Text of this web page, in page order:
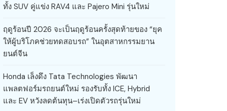
ทั้ง SUV คู่แข่ง RAV4 และ Pajero Mini รุ่นใหม่
ฤดูร้อนปี 2026 จะเป็นฤดูร้อนครั้งสุดท้ายของ “ยุค
ให้ผู้บริโภคช่วยทดสอบรถ” ในอุตสาหกรรมยาน
ยนต์จีน
Honda เล็งดึง Tata Technologies พัฒนา
แพลตฟอร์มรถยนต์ใหม่ รองรับทั้ง ICE, Hybrid
และ EV หวังลดต้นทุน–เร่งเปิดตัวรถรุ่นใหม่